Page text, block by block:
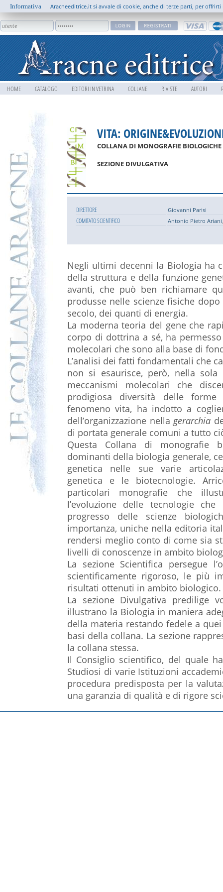
HOME CATALOGO EDITORI IN VETRINA COLLANE RIVISTE AUTORI
VITA:
COLLANA DI MONOGRAFIE BIOLOGICHE
SEZIONE DIVULGATIVA
DIRETTORE Giovanni Parisi
COMITATO SCIENTIFICO Antonio Pietro Ariani
Negli ultimi decenni la Biologia ha
della struttura e della funzione
avanti, che può ben richiamare
produsse nelle scienze fisiche
secolo, dei quanti di energia.
La moderna teoria del gene che
corpo di dottrina a sé, ha
molecolari che sono alla base di
L’analisi dei fatti fondamentali che
non si esaurisce, però, nella
meccanismi molecolari che
prodigiosa diversità delle
fenomeno vita, ha indotto a
dell’organizzazione nellagerarchia
di portata generale comuni a tutto
Questa Collana di monografie
dominanti della biologia generale,
genetica nelle sue varie
genetica e le biotecnologie.
particolari monografie che
l’evoluzione delle tecnologie
progresso delle scienze
importanza, uniche nella editoria
rendersi meglio conto di come sia
livelli di conoscenze in ambito
La sezione Scientifica persegue
scientificamente rigoroso, le più
risultati ottenuti in ambito biologico.
La sezione Divulgativa predilige
illustrano la Biologia in maniera
della materia restando fedele a
basi della collana. La sezione
la collana stessa.
Il Consiglio scientifico, del quale
Studiosi di varie Istituzioni
procedura predisposta per la
una garanzia di qualità e di rigore
Informativa Aracneeditrice.it si avvale di cookie, anche di terze parti, per